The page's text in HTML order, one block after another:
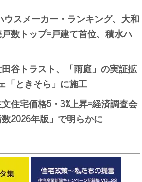
ウスメーカー・ランキング、大和
数トップ=戸建て首位、積水ハ
谷トラスト、「雨庭」の実証拡
「ときそら」に施工
住宅価格5・3%上昇=経済調査会
数2026年版」で明らかに